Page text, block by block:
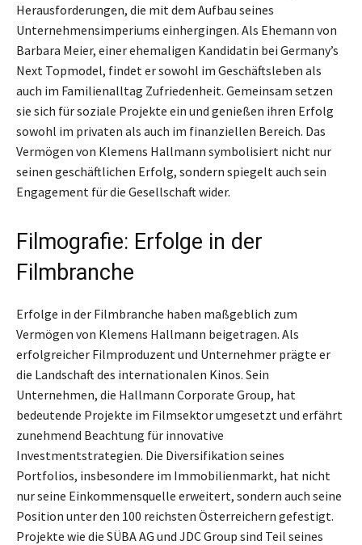
Herausforderungen, die mit dem Aufbau seines
Unternehmensimperiums einhergingen. Als Ehemann von
Barbara Meier, einer ehemaligen Kandidatin bei Germany’s
Next Topmodel, findet er sowohl im Geschäftsleben als
auch im Familienalltag Zufriedenheit. Gemeinsam setzen
sie sich für soziale Projekte ein und genießen ihren Erfolg
sowohl im privaten als auch im finanziellen Bereich. Das
Vermögen von Klemens Hallmann symbolisiert nicht nur
seinen geschäftlichen Erfolg, sondern spiegelt auch sein
Engagement für die Gesellschaft wider.
Filmografie: Erfolge in der
Filmbranche
Erfolge in der Filmbranche haben maßgeblich zum
Vermögen von Klemens Hallmann beigetragen. Als
erfolgreicher Filmproduzent und Unternehmer prägte er
die Landschaft des internationalen Kinos. Sein
Unternehmen, die Hallmann Corporate Group, hat
bedeutende Projekte im Filmsektor umgesetzt und erfährt
zunehmend Beachtung für innovative
Investmentstrategien. Die Diversifikation seines
Portfolios, insbesondere im Immobilienmarkt, hat nicht
nur seine Einkommensquelle erweitert, sondern auch seine
Position unter den 100 reichsten Österreichern gefestigt.
Projekte wie die SÜBA AG und JDC Group sind Teil seines